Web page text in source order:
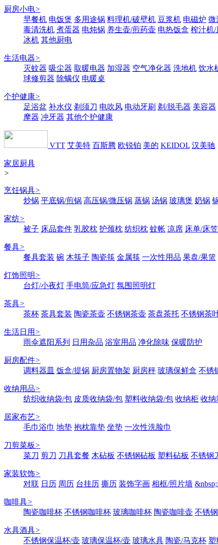
厨房小电>
早餐机 电饭煲 多用途锅 料理机/破壁机 豆浆机 电磁炉 微
毒清洗机 煮蛋器 电炖锅 养生壶/煎药壶 电热饭盒 榨汁机/
冰机 其他厨电
生活电器>
灭蚊器 吸尘器 取暖电器 加湿器 空气净化器 洗地机 饮水
球修剪器 除螨仪 电暖桌
个护健康>
足浴盆 补水仪 剃须刀 电吹风 电动牙刷 剃/脱毛器 美容器
摩器 冲牙器 其他个护健康
VTT 艾美特 百斯腾 欧锐铂 美的 KEIDOL 汉美驰
家居厨具
>
烹饪锅具>
炒锅 平底锅/煎锅 高压锅/微压锅 蒸锅 汤锅 玻璃煲 奶锅
家纺>
被子 床品套件 乳胶枕 护颈枕 纺织枕 蚊帐 凉席 床单/床笠
餐具>
餐具套装 碗 木筷子 陶瓷筷 金属筷 一次性用品 果盘/果篮
灯饰照明>
台灯/小夜灯 手电筒/应急灯 氛围照明灯
茶具>
茶杯 茶具套装 陶瓷茶壶 不锈钢茶壶 茶盘茶托 不锈钢茶
生活日用 >
雨伞遮阳系列
日用杂品 浴室用品 净化除味 保暖防护
厨房配件>
调料器皿 饭盒/提锅 厨房置物架 厨房秤 玻璃保鲜盒 不锈
收纳用品>
纺织收纳袋/包 皮质收纳袋/包 塑料收纳袋/包 收纳柜 收纳
居家布艺>
毛巾浴巾 地垫 抱枕靠垫 坐垫 一次性洗脸巾
刀剪菜板>
菜刀 剪刀 刀具套餐 木砧板 不锈钢砧板 塑料砧板 不锈钢
家装软饰>
对联 日历 周历 台挂历 撕历 装饰字画 相框/照片墙
咖啡具>
陶瓷咖啡杯 不锈钢咖啡杯 玻璃咖啡杯 陶瓷咖啡壶 不锈
水具酒具>
不锈钢保温杯/壶 玻璃保温杯/壶 玻璃水具 陶瓷/马克杯 塑